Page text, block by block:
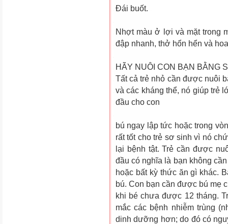
Ðái buốt.
Nhợt màu ở lợi và mặt trong
đập nhanh, thở hổn hển và
HÃY NUÔI CON BẠN BẰNG
Tất cả trẻ nhỏ cần được nuôi
và các kháng thể, nó giúp trẻ
đầu cho con
bú ngay lập tức hoặc trong
rất tốt cho trẻ sơ sinh vì nó
lại bệnh tật. Trẻ cần được
đầu có nghĩa là bạn không
hoặc bất kỳ thức ăn gì khác.
bú. Con bạn cần được bú mẹ
khi bé chưa được 12 tháng.
mắc các bệnh nhiễm trùng
dinh dưỡng hơn; do đó có